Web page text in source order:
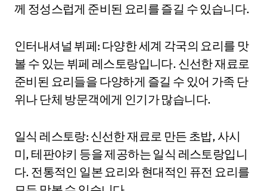
께 정성스럽게 준비된 요리를 즐길 수 있습니다.
인터내셔널 뷔페: 다양한 세계 각국의 요리를 맛
볼 수 있는 뷔페 레스토랑입니다. 신선한 재료로
준비된 요리들을 다양하게 즐길 수 있어 가족 단
위나 단체 방문객에게 인기가 많습니다.
일식 레스토랑: 신선한 재료로 만든 초밥, 사시
미, 테판야키 등을 제공하는 일식 레스토랑입니
다. 전통적인 일본 요리와 현대적인 퓨전 요리를